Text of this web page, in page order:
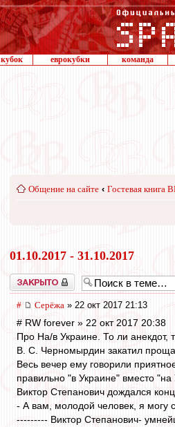
кубок еврокубки команда
Общение на сайте ‹ Гостевая книга
01.10.2017 - 31.10.2017
Закрыто
# Серёжа » 22 окт 2017 21:13
# RW forever » 22 окт 2017 20:38
Про На/в Украине. То ли
В. С. Черномырдин закатил
Весь вечер ему говорили
правильно "в Украине" вместо "на
Виктор Степанович дождался
- А вам, молодой человек, я могу
--------- Виктор Степанович-